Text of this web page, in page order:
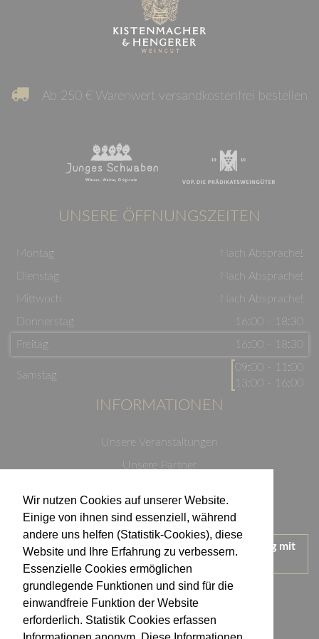
Wir nutzen Cookies auf unserer Website.
Einige von ihnen sind essenziell, während
andere uns helfen (Statistik-Cookies), diese
Website und Ihre Erfahrung zu verbessern.
Essenzielle Cookies ermöglichen
grundlegende Funktionen und sind für die
einwandfreie Funktion der Website
erforderlich. Statistik Cookies erfassen
Ab 250 € Warenwert versandkostenfrei bestellen
UNSERE ÖFFNUNGSZEITEN
Montag
Nach Absprache!
Dienstag
Nach Absprache!
Mittwoch
Nach Absprache!
Donnerstag
16:00 - 18:30
Freitag
16:00 - 18:30
Samstag
09:00 - 11:00
13:00 - 16:00
INFORMATIONEN
Unsere Veranstaltungen
Unsere Partner
Impressum
Wir treten für einen verantwortungsvollen Umgang mit
Alkohol ein.
KONTAKT
Weingut Kistenmacher & Hengerer